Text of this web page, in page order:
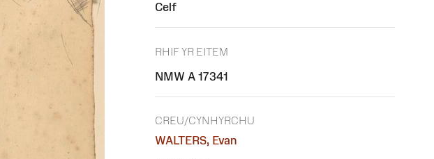
Celf
RHIF YR EITEM
NMW A 17341
CREU/CYNHYRCHU
WALTERS, Evan